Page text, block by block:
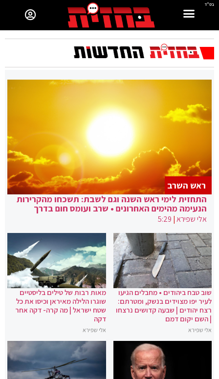
בס"ד
התחזית לימי ראש השנה וגם לשבת: תשכחו מהקרירות
הנעימה מהימים האחרונים • שרב ועומס חום בדרך
אלי שפירא|
5:29
ראש השרב
שוב טבח ביהודים • מחבלים הגיעו
לעיר יפו מצוידים בנשק, ומטרתם:
רצח יהודים | שבעה קדושים נרצחו
| השם יקום דמם
אלי שפירא
מאות רבות של טילים בליסטיים
שוגרו הלילה מאיראן וכיסו את כל
שטח ישראל | מה קרה- דקה אחר
דקה
אלי שפירא